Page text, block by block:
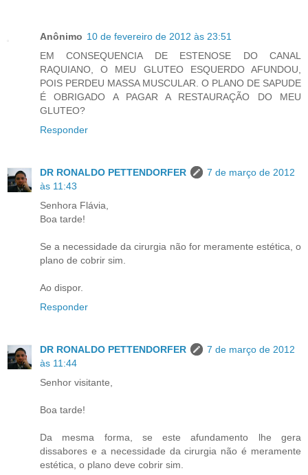
Anônimo 10 de fevereiro de 2012 às 23:51
EM CONSEQUENCIA DE ESTENOSE DO CANAL
RAQUIANO, O MEU GLUTEO ESQUERDO AFUNDOU,
POIS PERDEU MASSA MUSCULAR. O PLANO DE SAPUDE
É OBRIGADO A PAGAR A RESTAURAÇÃO DO MEU
GLUTEO?
Responder
DR RONALDO PETTENDORFER
7 de março de 2012
às 11:43
Senhora Flávia,
Boa tarde!
Se a necessidade da cirurgia não for meramente estética, o
plano de cobrir sim.
Ao dispor.
Responder
DR RONALDO PETTENDORFER
7 de março de 2012
às 11:44
Senhor visitante,
Boa tarde!
Da mesma forma, se este afundamento lhe gera
dissabores e a necessidade da cirurgia não é meramente
estética, o plano deve cobrir sim.